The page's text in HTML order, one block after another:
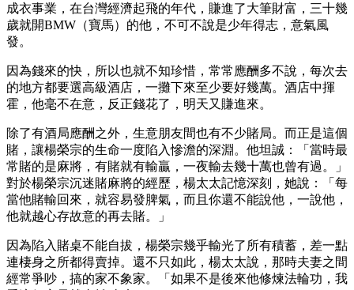
成衣事業，在台灣經濟起飛的年代，賺進了大筆財富，三十幾
歲就開BMW（寶馬）的他，不可不說是少年得志，意氣風
發。
因為錢來的快，所以也就不知珍惜，常常應酬多不說，每次去
的地方都要選高級酒店，一攤下來至少要好幾萬。酒店中揮
霍，他毫不在意，反正錢花了，明天又賺進來。
除了有酒局應酬之外，生意朋友間也有不少賭局。而正是這個
賭，讓楊榮宗的生命一度陷入慘澹的深淵。他坦誠：「當時最
常賭的是麻將，有賭就有輸贏，一夜輸去幾十萬也曾有過。」
對於楊榮宗沉迷賭麻將的經歷，楊太太記憶深刻，她說：「每
當他賭輸回來，就容易發脾氣，而且你還不能說他，一說他，
他就越心存故意的再去賭。」
因為陷入賭桌不能自拔，楊榮宗幾乎輸光了所有積蓄，差一點
連棲身之所都得賣掉。還不只如此，楊太太說，那時夫妻之間
經常爭吵，搞的家不象家。「如果不是後來他修煉法輪功，我